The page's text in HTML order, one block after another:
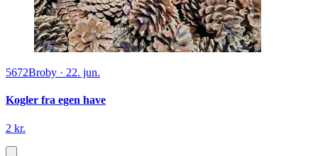
5672Broby · 22. jun.
Kogler fra egen have
2 kr.